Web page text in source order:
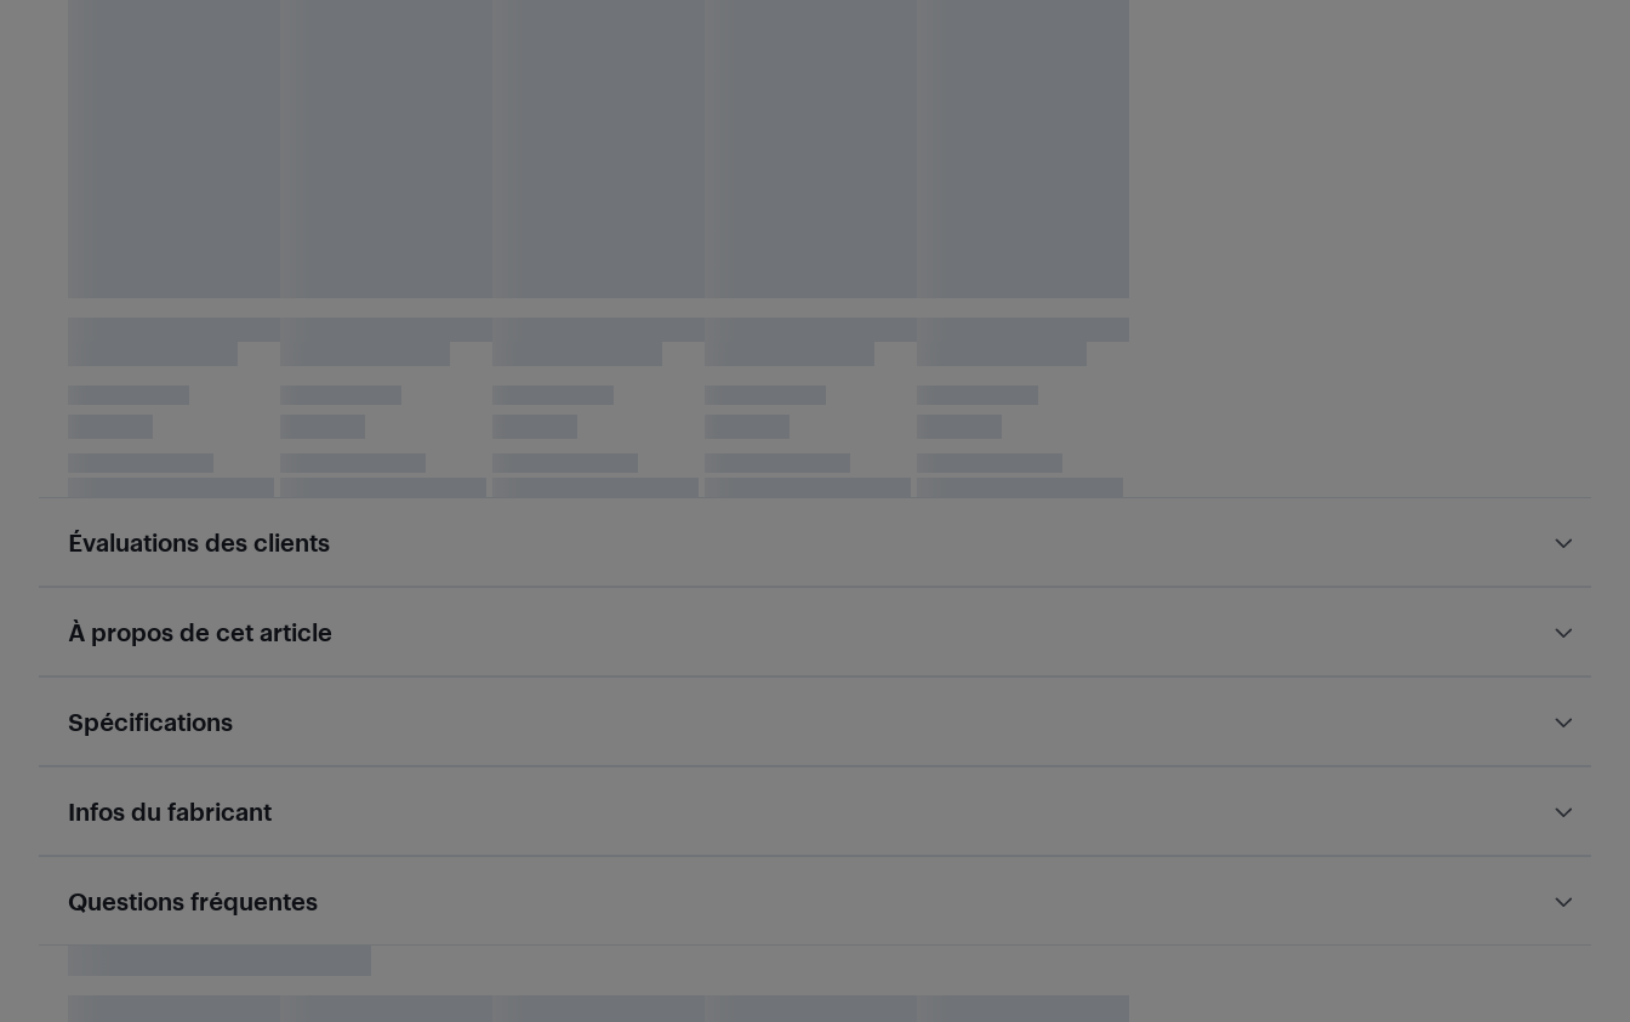
Évaluations des clients
À propos de cet article
Spécifications
Infos du fabricant
Questions fréquentes